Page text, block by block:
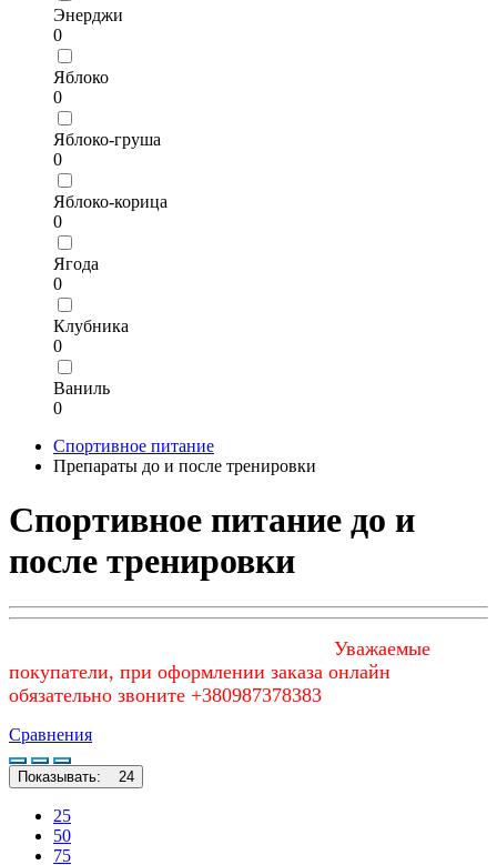
Энерджи
0
Яблоко
0
Яблоко-груша
0
Яблоко-корица
0
Ягода
0
Клубника
0
Ваниль
0
Спортивное питание
Препараты до и после тренировки
Спортивное питание до и
после тренировки
Уважаемые
покупатели, при оформлении заказа онлайн
обязательно звоните +380987378383
Сравнения
Показывать: 24
25
50
75